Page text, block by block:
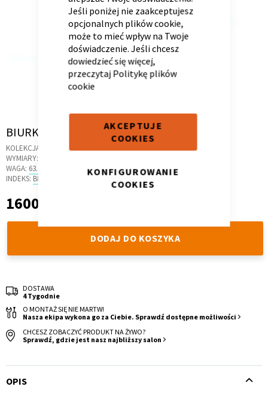
Jeśli poniżej nie zaakceptujesz
opcjonalnych plików cookie,
może to mieć wpływ na Twoje
doświadczenie. Jeśli chcesz
dowiedzieć się więcej,
przeczytaj Politykę plików
cookie
AKCEPTUJE
COOKIES
KONFIGUROWANIE
COOKIES
Skip
the
beginning
of
images
BIURKO NAROŻNE B45 145X95 P ANTRACYT
KOLEKCJA:
WYMIARY:
WAGA: 63.2 KG
INDEKS: BR.42
1 600,00 zł
1600,00 zł
DODAJ DO KOSZYKA
DOSTAWA
4 Tygodnie
O MONTAŻ SIĘ NIE MARTW!
Nasza ekipa wykona go za Ciebie. Sprawdź dostępne możliwości
CHCESZ ZOBACZYĆ PRODUKT NA ŻYWO?
Sprawdź, gdzie jest nasz najbliższy salon
OPIS
Skandynawskie Dziecięce
Regał Szafka RTV
Toaletka
Wszystkie dodatki